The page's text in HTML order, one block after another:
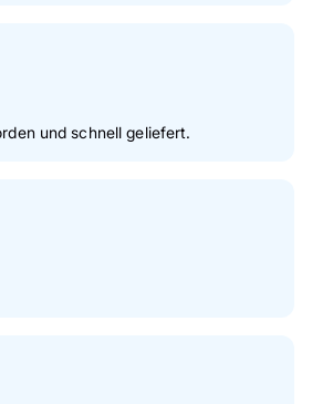
und schnell geliefert.